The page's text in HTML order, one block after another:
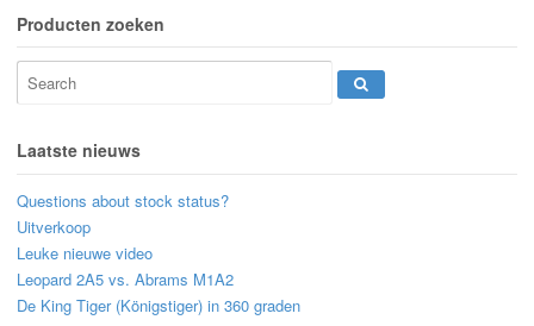
Producten zoeken
Laatste nieuws
Questions about stock status?
Uitverkoop
Leuke nieuwe video
Leopard 2A5 vs. Abrams M1A2
De King Tiger (Königstiger) in 360 graden